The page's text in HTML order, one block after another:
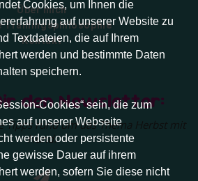
Cookies, um Ihnen die
auf unserer Website zu
Textdateien, die auf Ihrem
werden und bestimmte Daten
speichern.
Cookies“ sein, die zum
auf unserer Webseite
werden oder persistente
gewisse Dauer auf ihrem
werden, sofern Sie diese nicht
Über mich
Trainingsphilosophie
Kontakt
den Newsletter:
Tipps rund um das Thema Herbst mit
Hund.